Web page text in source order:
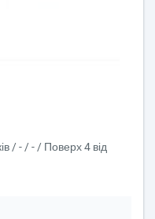
/ - / - / Поверх 4 від